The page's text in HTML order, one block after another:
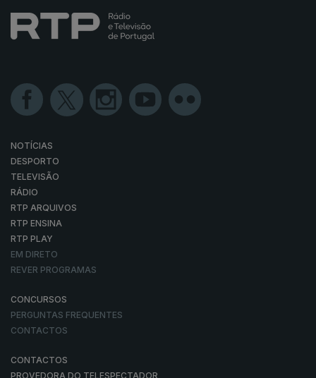
NOTÍCIAS
DESPORTO
TELEVISÃO
RÁDIO
RTP ARQUIVOS
RTP ENSINA
RTP PLAY
EM DIRETO
REVER PROGRAMAS
CONCURSOS
PERGUNTAS FREQUENTES
CONTACTOS
CONTACTOS
PROVEDORA DO TELESPECTADOR